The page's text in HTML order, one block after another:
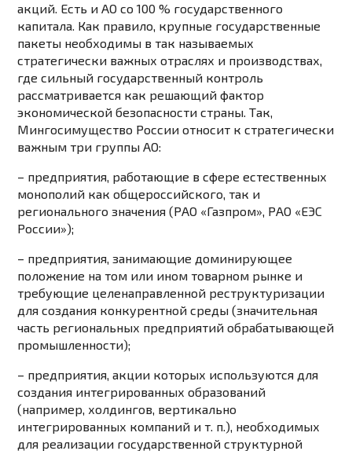
акций. Есть и АО со 100 % государственного
капитала. Как правило, крупные государственные
пакеты необходимы в так называемых
стратегически важных отраслях и производствах,
где сильный государственный контроль
рассматривается как решающий фактор
экономической безопасности страны. Так,
Мингосимущество России относит к стратегически
важным три группы АО:
– предприятия, работающие в сфере естественных
монополий как общероссийского, так и
регионального значения (РАО «Газпром», РАО «ЕЭС
России»);
– предприятия, занимающие доминирующее
положение на том или ином товарном рынке и
требующие целенаправленной реструктуризации
для создания конкурентной среды (значительная
часть региональных предприятий обрабатывающей
промышленности);
– предприятия, акции которых используются для
создания интегрированных образований
(например, холдингов, вертикально
интегрированных компаний и т. п.), необходимых
для реализации государственной структурной